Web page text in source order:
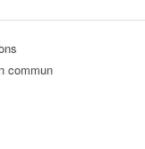
commun